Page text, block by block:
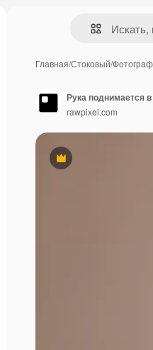
Главная/Стоковый/
Премиум
Рука поднимается
rawpixel.com